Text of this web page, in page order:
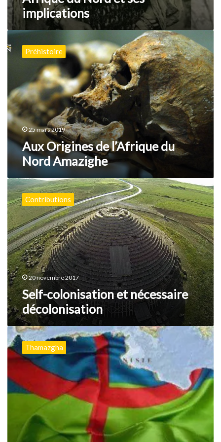
implications
Aux
Origines
Nord
Amazighe
Préhistoire
25 mars 2019
Aux Origines de l’Afrique du
Nord Amazighe
Self-
colonisation
et
nécessaire
décolonisation
Contributions
20 novembre 2017
Self-colonisation et nécessaire
décolonisation
Abattre
les
frontières
pour
Tamazgha
!
Thamazgha